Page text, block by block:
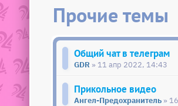
Прочие темы
Общий чат в телеграм
GDR » 11 апр 2022, 14:43
Прикольное видео
Ангел-Предохранитель »